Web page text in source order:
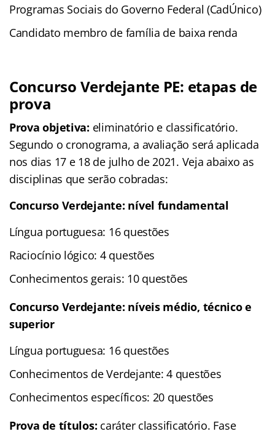
Programas Sociais do Governo Federal (CadÚnico)
Candidato membro de família de baixa renda
Concurso Verdejante PE: etapas de
prova
Prova objetiva: eliminatório e classificatório.
Segundo o cronograma, a avaliação será aplicada
nos dias 17 e 18 de julho de 2021. Veja abaixo as
disciplinas que serão cobradas:
Concurso Verdejante: nível fundamental
Língua portuguesa: 16 questões
Raciocínio lógico: 4 questões
Conhecimentos gerais: 10 questões
Concurso Verdejante: níveis médio, técnico e
superior
Língua portuguesa: 16 questões
Conhecimentos de Verdejante: 4 questões
Conhecimentos específicos: 20 questões
Prova de títulos: caráter classificatório. Fase